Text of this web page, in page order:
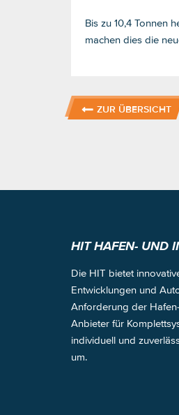
Bis zu 10,4 Tonnen
machen dies die
ZUR ÜBERSICHT
HIT HAFEN- UND
Die HIT bietet
Entwicklungen und
Anforderung der
Anbieter für
individuell und
um.